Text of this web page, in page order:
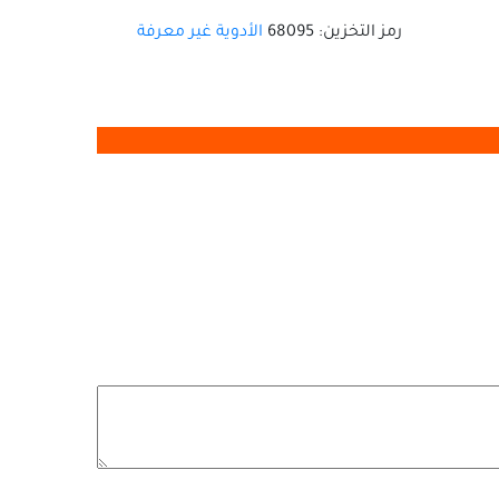
رمز التخزين:68095 الأدوية غير معرفة